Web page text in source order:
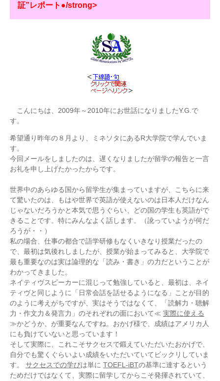
証”レポート●/strong>
こんにちは、2009年～2010年にお世話になりましたY.G.で
す。
希望通り昨年の８月より、ミネソタにあるR大学院で学んでいま
す。
今回メールをしましたのは、遅くなりましたが留学の報告と一言
お礼を申し上げたかったからです。
世界中のあらゆる国から留学生が集まっていますが、こちらに来
て驚いたのは、もはや世界で英語が使えないのは日本人だけなん
じゃないだろうかと本気で思うぐらい、どの国の学生も英語がで
きることです。特にみんなよく話します。（訛っていようが何だ
ろうが・・）
私の場合、仕事の都合で語学研修もなくいきなり授業だったの
で、最初は気後れしましたが、授業が始まってみると、大学院で
最も重要なのは実は論理的な「読み・書き」の力だということが
わかってきました。
ネイティヴスピーカーに混じって勉強していると、最初は、ネイ
ティヴと同じように「日常会話を話せるようになる」ことが目的
のように考えがちですが、実はそうではなくて、「読解力・聴解
力・作文力＆発言力」のそれぞれの面において≪ 実際に使える
≫かどうか、が重要なんですね。おかげ様で、成績はアメリカ人
にも負けていないと思っています！
そして実際に、これこそサクセスで鍛えていただいたおかげで、
自分でも驚くぐらいよい成績をいただいていてビックリしていま
す。
サクセスでの学びは単に TOEFL-iBTの基準に達するという
ためだけではなくて、実際に留学してからこそ発揮されていて、